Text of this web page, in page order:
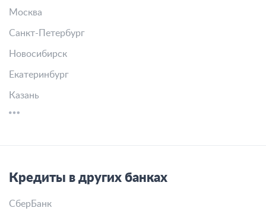
Москва
Санкт-Петербург
Новосибирск
Екатеринбург
Казань
Кредиты в других банках
СберБанк